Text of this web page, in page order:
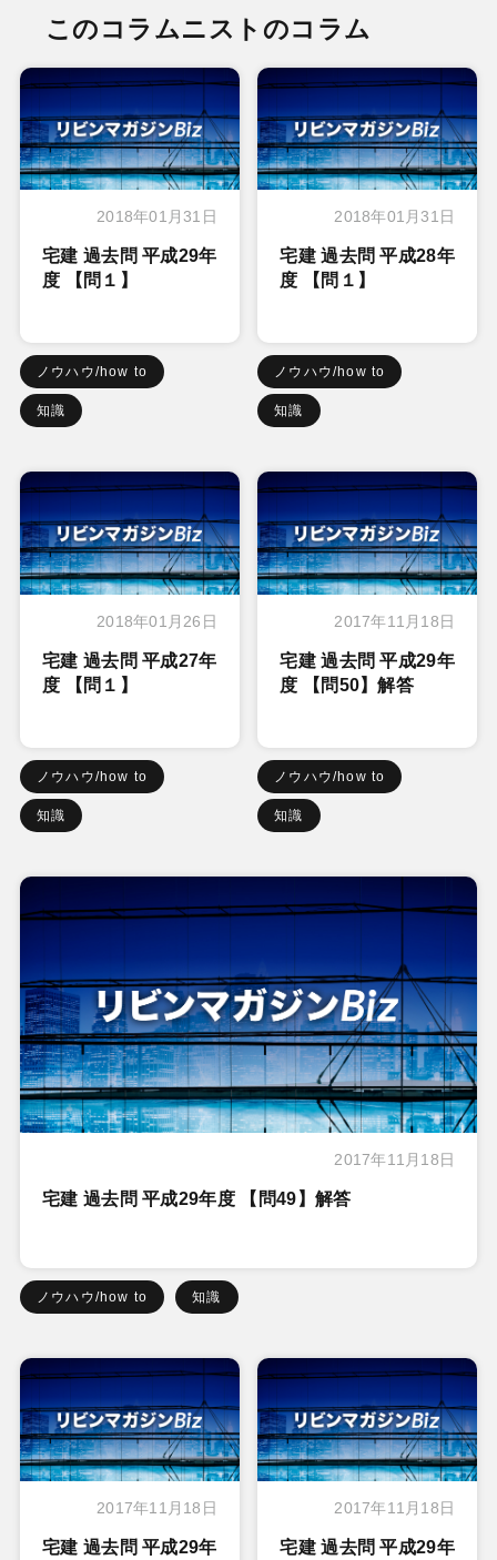
このコラムニストのコラム
2018年01月31日
宅建 過去問 平成29年
度 【問１】
ノウハウ/how to
知識
2018年01月31日
宅建 過去問 平成28年
度 【問１】
ノウハウ/how to
知識
2018年01月26日
宅建 過去問 平成27年
度 【問１】
ノウハウ/how to
知識
2017年11月18日
宅建 過去問 平成29年
度 【問50】解答
ノウハウ/how to
知識
2017年11月18日
宅建 過去問 平成29年度 【問49】解答
ノウハウ/how to 知識
2017年11月18日
宅建 過去問 平成29年
2017年11月18日
宅建 過去問 平成29年